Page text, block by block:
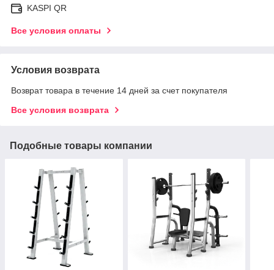
KASPI QR
Все условия оплаты
Условия возврата
Возврат товара в течение 14 дней за счет покупателя
Все условия возврата
Подобные товары компании